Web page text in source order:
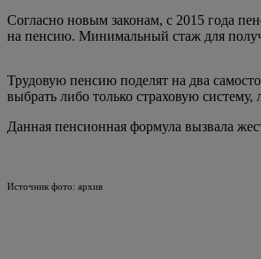
Согласно новым законам, с 2015 года
на пенсию. Минимальный стаж для
Трудовую пенсию поделят на два
выбрать либо только страховую
Данная пенсионная формула вызвала
Источник фото: архив